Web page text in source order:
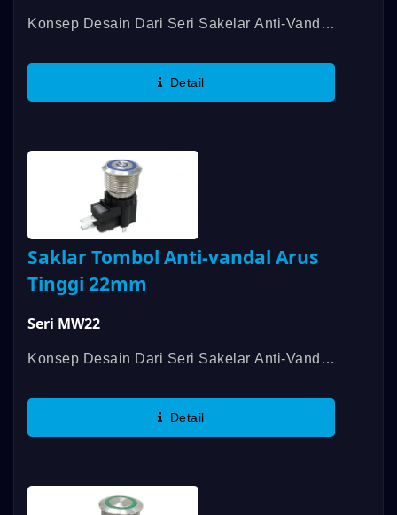
Konsep Desain Dari Seri Sakelar Anti-Vandal
Anti-Vandal DAILYWELL MPB Dan Aplikasi
Detail
Saklar Tombol Anti-vandal Arus
Tinggi 22mm
Seri MW22
Konsep Desain Dari Seri Sakelar Anti-Vandal
Anti-Vandal DAILYWELL MPB Dan Aplikasi
Detail